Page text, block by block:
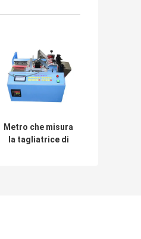
Metro che misura
la tagliatrice di